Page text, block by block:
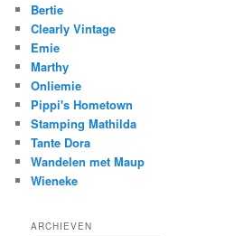
Bertie
Clearly Vintage
Emie
Marthy
Onliemie
Pippi's Hometown
Stamping Mathilda
Tante Dora
Wandelen met Maup
Wieneke
ARCHIEVEN